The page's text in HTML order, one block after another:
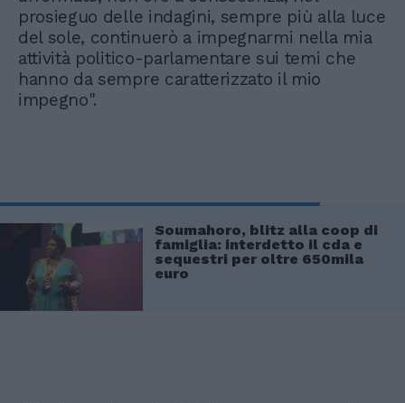
prosieguo delle indagini, sempre più alla luce
del sole, continuerò a impegnarmi nella mia
attività politico-parlamentare sui temi che
hanno da sempre caratterizzato il mio
impegno".
Soumahoro, blitz alla coop di
famiglia: interdetto il cda e
sequestri per oltre 650mila
euro